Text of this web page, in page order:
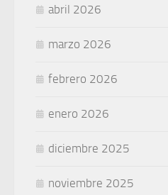
abril 2026
marzo 2026
febrero 2026
enero 2026
diciembre 2025
noviembre 2025